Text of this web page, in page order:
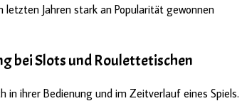
Jahren stark an Popularität gewonnen
bei Slots und Roulettetischen
in ihrer Bedienung und im Zeitverlauf eines Spiels.